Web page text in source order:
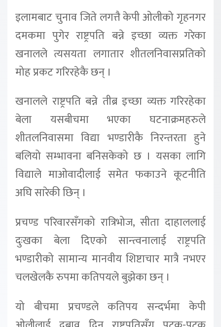
इलामबाट चुनाव जिते लगत्तै केपी ओलीको गृहनगर
दमकमा पुगेर राष्ट्रपति बन्ने इच्छा व्यक्त गरेका
खनालले त्यसयता लगातार शीतलनिवासप्रतिको
मोह प्रकट गरिरहेकै छन् ।
खनालले राष्ट्रपति बन्ने तीब्र इच्छा व्यक्त गरिरहेका
बेला यसबीचमा भएका घटनाक्रमहरुले
शीतलनिवासमा विद्या भण्डारीकै निरन्तरता हुने
बलियो सम्भावना बनिसकेको छ । यसका लागि
विद्याले माओवादीलाई समेत फकाउने कूटनीति
अघि सारेकी छिन् ।
प्रचण्ड परिवारसँगको रात्रिभोज, सीता दाहाललाई
दुःखका बेला दिएको सान्त्वनालाई राष्ट्रपति
भण्डारीको सामान्य मानवीय शिष्टाचार मात्रै नभएर
चलखेलकै रुपमा कतिपयले बुझेका छन् ।
यो बीचमा प्रचण्डले कतिपय सन्दर्भमा केपी